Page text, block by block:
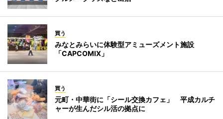
買う
みなとみらいに体験型アミューズメント施設
「CAPCOMIX」
買う
元町・中華街に「シール交換カフェ」 平成カルチ
ャーが生んだシル活の拠点に